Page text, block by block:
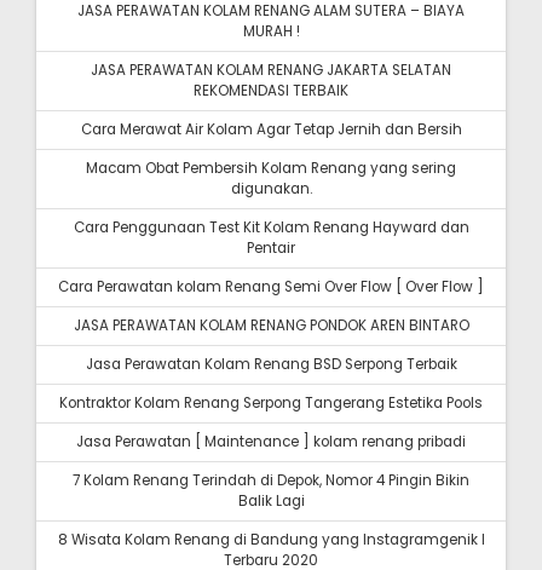
JASA PERAWATAN KOLAM RENANG ALAM SUTERA – BIAYA
MURAH !
JASA PERAWATAN KOLAM RENANG JAKARTA SELATAN
REKOMENDASI TERBAIK
Cara Merawat Air Kolam Agar Tetap Jernih dan Bersih
Macam Obat Pembersih Kolam Renang yang sering
digunakan.
Cara Penggunaan Test Kit Kolam Renang Hayward dan
Pentair
Cara Perawatan kolam Renang Semi Over Flow [ Over Flow ]
JASA PERAWATAN KOLAM RENANG PONDOK AREN BINTARO
Jasa Perawatan Kolam Renang BSD Serpong Terbaik
Kontraktor Kolam Renang Serpong Tangerang Estetika Pools
Jasa Perawatan [ Maintenance ] kolam renang pribadi
7 Kolam Renang Terindah di Depok, Nomor 4 Pingin Bikin
Balik Lagi
8 Wisata Kolam Renang di Bandung yang Instagramgenik I
Terbaru 2020